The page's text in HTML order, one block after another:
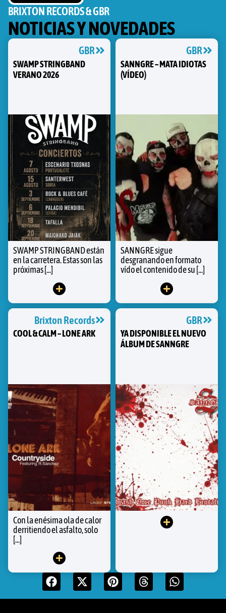
BRIXTON RECORDS & GBR
NOTICIAS Y NOVEDADES
GBR
SWAMP STRINGBAND
VERANO 2026
SWAMP STRINGBAND están
en la carretera. Estas son las
próximas [...]
GBR
SANNGRE – MATA IDIOTAS
(VÍDEO)
SANNGRE sigue
desgranando en formato
vído el contenido de su [...]
Brixton Records
COOL & CALM – LONE ARK
Con la enésima ola de calor
derritiendo el asfalto, solo
[...]
GBR
YA DISPONIBLE EL NUEVO
ÁLBUM DE SANNGRE